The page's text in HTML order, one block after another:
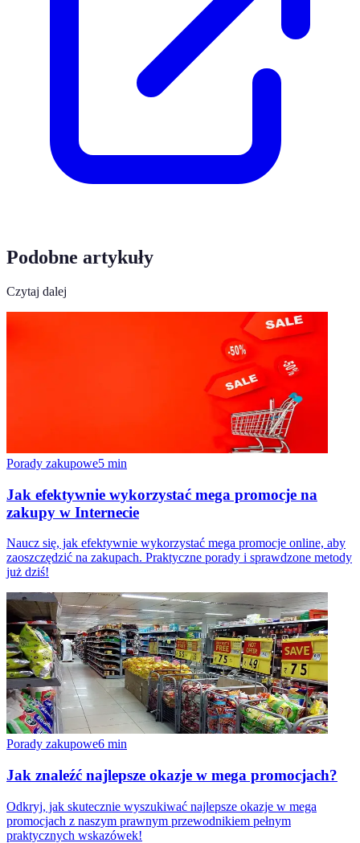
Podobne artykuły
Czytaj dalej
Porady zakupowe5 min
Jak efektywnie wykorzystać mega promocje na
zakupy w Internecie
Naucz się, jak efektywnie wykorzystać mega promocje online, aby
zaoszczędzić na zakupach. Praktyczne porady i sprawdzone metody
już dziś!
Porady zakupowe6 min
Jak znaleźć najlepsze okazje w mega promocjach?
Odkryj, jak skutecznie wyszukiwać najlepsze okazje w mega
promocjach z naszym prawnym przewodnikiem pełnym
praktycznych wskazówek!